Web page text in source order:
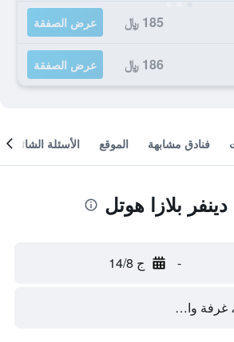
185 ﷼ عرض الصفقة
186 ﷼ عرض الصفقة
فنادق مشابهة الموقع الأسئلة الشائعة
بلازا هوتل
- ج 14/8